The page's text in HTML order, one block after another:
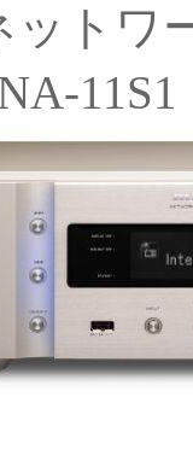
ットワ